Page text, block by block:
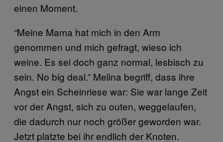
einen Moment.
“Meine Mama hat mich in den Arm
genommen und mich gefragt, wieso ich
weine. Es sei doch ganz normal, lesbisch zu
sein. No big deal.” Melina begriff, dass ihre
Angst ein Scheinriese war: Sie war lange Zeit
vor der Angst, sich zu outen, weggelaufen,
die dadurch nur noch größer geworden war.
Jetzt platzte bei ihr endlich der Knoten.